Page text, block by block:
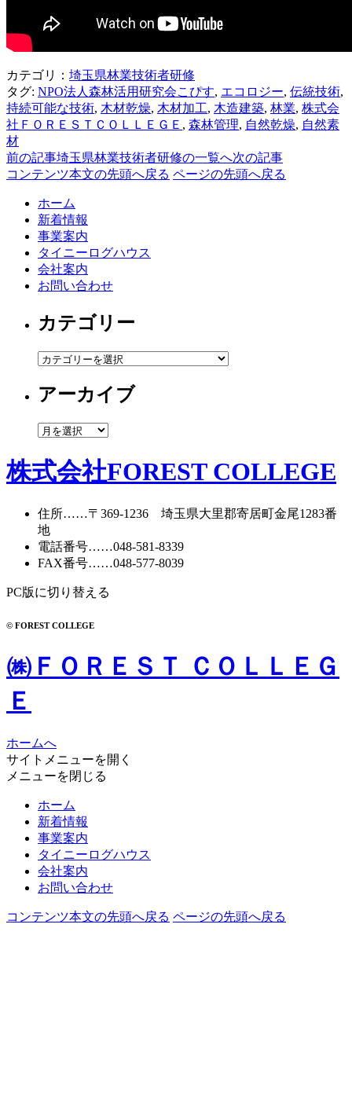
カテゴリ： 埼玉県林業技術者研修
タグ: NPO法人森林活用研究会こぴす, エコロジー, 伝統技術,
持続可能な技術, 木材乾燥, 木材加工, 木造建築, 林業, 株式会
社ＦＯＲＥＳＴＣＯＬＬＥＧＥ , 森林管理, 自然乾燥, 自然素
材
前の記事埼玉県林業技術者研修の一覧へ次の記事
コンテンツ本文の先頭へ戻る ページの先頭へ戻る
ホーム
新着情報
事業案内
タイニーログハウス
会社案内
お問い合わせ
カテゴリー
カ
ゴ
ー
アーカイブ
ア
カ
イ
株式会社FOREST COLLEGE
住所……〒369-1236 埼玉県大里郡寄居町金尾1283番
地
電話番号……048-581-8339
FAX番号……048-577-8039
PC版に切り替える
© FOREST COLLEGE
㈱ＦＯＲＥＳＴ ＣＯＬＬＥＧ
Ｅ
ホームへ
サイトメニューを開く
メニューを閉じる
ホーム
新着情報
事業案内
タイニーログハウス
会社案内
お問い合わせ
コンテンツ本文の先頭へ戻る ページの先頭へ戻る